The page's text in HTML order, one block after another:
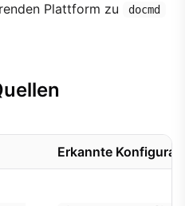
Plattform zu
docmd
Erkannte